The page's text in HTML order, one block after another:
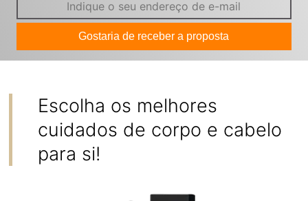
Gostaria de receber a proposta
Escolha os melhores
cuidados de corpo e cabelo
para si!